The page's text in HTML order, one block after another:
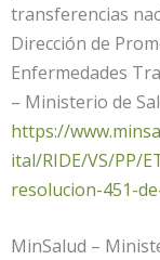
transferencias
Dirección de
Enfermedades
– Ministerio de
https://
ital/RIDE/VS/PP/
resolucion-451-
MinSalud –